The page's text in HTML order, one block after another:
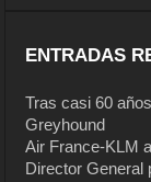
ENTRADAS
Tras casi 60
Greyhound
Air France-KLM
Director General